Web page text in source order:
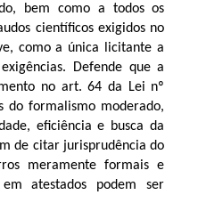
bem como a todos os
científicos exigidos no
como a única licitante a
Defende que a
no art. 64 da Lei nº
do formalismo moderado,
eficiência e busca da
de citar jurisprudência do
meramente formais e
em atestados podem ser